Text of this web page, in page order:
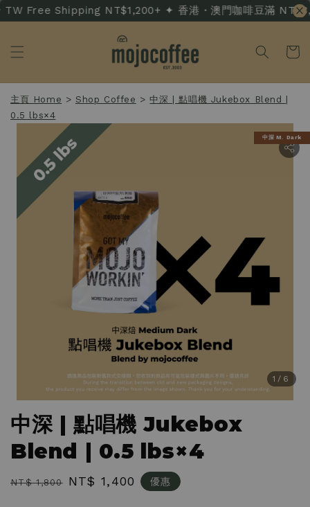
Free Shipping NT$1,200+ ✦ 香港・澳門咖啡豆滿
主頁 Home > Shop Coffee >中深 | 點唱機 Jukebox Blend |
0.5 lbs×4
1 /6
中深 M. Dark
中深 | 點唱機 Jukebox
Blend | 0.5 lbs×4
Regular
NT$ 1,800
Sale
NT$ 1,400 優惠